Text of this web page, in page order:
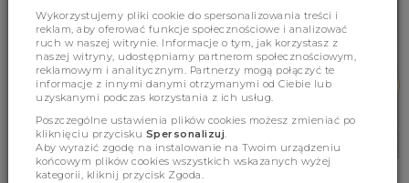
Sweter Terrence Wave
Sweter Alexander
Wykorzystujemy pliki cookie do spersonalizowania treści i
reklam, aby oferować funkcje społecznościowe i analizować
ruch w naszej witrynie. Informacje o tym, jak korzystasz z
naszej witryny, udostępniamy partnerom społecznościowym,
reklamowym i analitycznym. Partnerzy mogą połączyć te
informacje z innymi danymi otrzymanymi od Ciebie lub
uzyskanymi podczas korzystania z ich usług.
Poszczególne ustawienia plików cookies możesz zmieniać po
kliknięciu przycisku Spersonalizuj.
Aby wyrazić zgodę na instalowanie na Twoim urządzeniu
końcowym plików cookies wszystkich wskazanych wyżej
kategorii, kliknij przycisk Zgoda.